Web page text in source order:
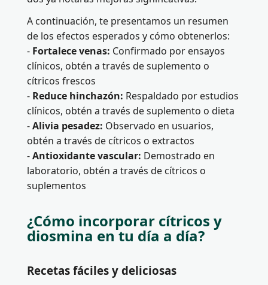
A continuación, te presentamos un resumen
de los efectos esperados y cómo obtenerlos:
- Fortalece venas: Confirmado por ensayos
clínicos, obtén a través de suplemento o
cítricos frescos
- Reduce hinchazón: Respaldado por estudios
clínicos, obtén a través de suplemento o dieta
-Alivia pesadez: Observado en usuarios,
obtén a través de cítricos o extractos
-Antioxidante vascular: Demostrado en
laboratorio, obtén a través de cítricos o
suplementos
¿Cómo incorporar cítricos y
diosmina en tu día a día?
Recetas fáciles y deliciosas